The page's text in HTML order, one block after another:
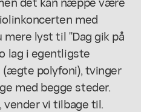
med
lyst til "Dag gik på
lag i egentligste
polyfoni), tvinger
med begge steder.
vi tilbage til.